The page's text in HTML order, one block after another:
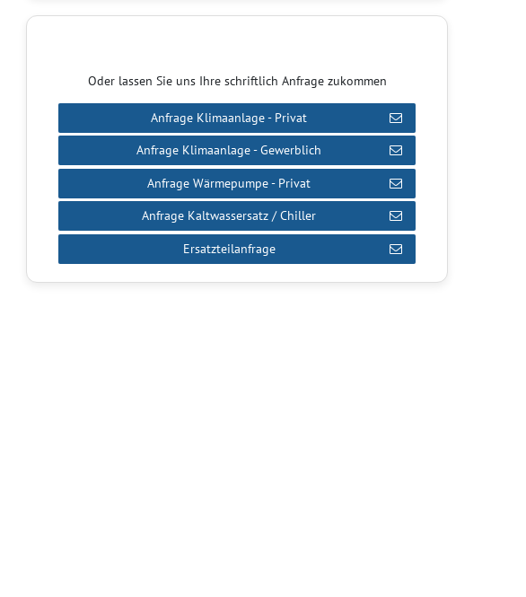
Oder lassen Sie uns Ihre schriftlich Anfrage zukommen
Anfrage Klimaanlage - Privat
Anfrage Klimaanlage - Gewerblich
Anfrage Wärmepumpe - Privat
Anfrage Kaltwassersatz / Chiller
Ersatzteilanfrage